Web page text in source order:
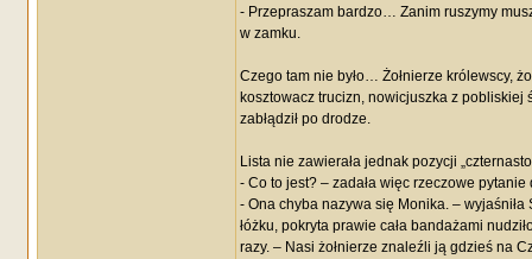
- Przepraszam bardzo… Zanim ruszymy
w zamku.
Czego tam nie było… Żołnierze królewscy,
kosztowacz trucizn, nowicjuszka z pobliskiej
zabłądził po drodze.
Lista nie zawierała jednak pozycji
- Co to jest? – zadała więc rzeczowe
- Ona chyba nazywa się Monika. –
łóżku, pokryta prawie cała bandażami
razy. – Nasi żołnierze znaleźli ją gdzieś na